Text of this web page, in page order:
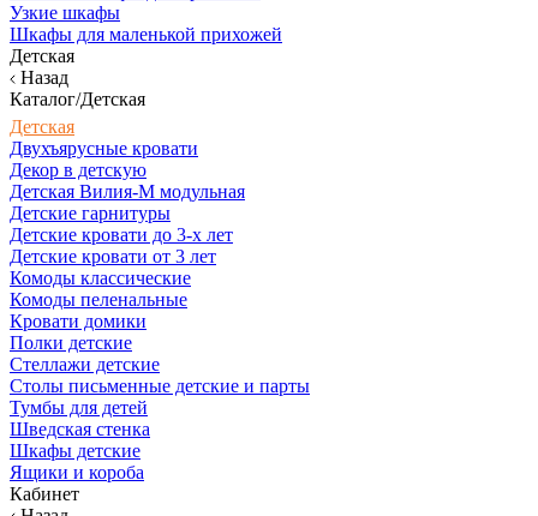
Узкие шкафы
Шкафы для маленькой прихожей
Детская
Назад
Каталог/Детская
Детская
Двухъярусные кровати
Декор в детскую
Детская Вилия-М модульная
Детские гарнитуры
Детские кровати до 3-х лет
Детские кровати от 3 лет
Комоды классические
Комоды пеленальные
Кровати домики
Полки детские
Стеллажи детские
Столы письменные детские и парты
Тумбы для детей
Шведская стенка
Шкафы детские
Ящики и короба
Кабинет